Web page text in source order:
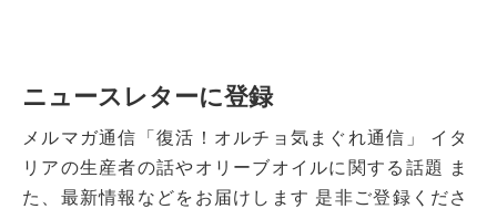
ニュースレターに登録
メルマガ通信「復活！オルチョ気まぐれ通信」
イタ
リアの生産者の話やオリーブオイルに関する話題
ま
た、最新情報などをお届けします 是非ご登録くださ